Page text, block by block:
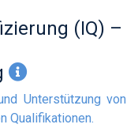
(IQ) –
Unterstützung von
Qualifikationen.